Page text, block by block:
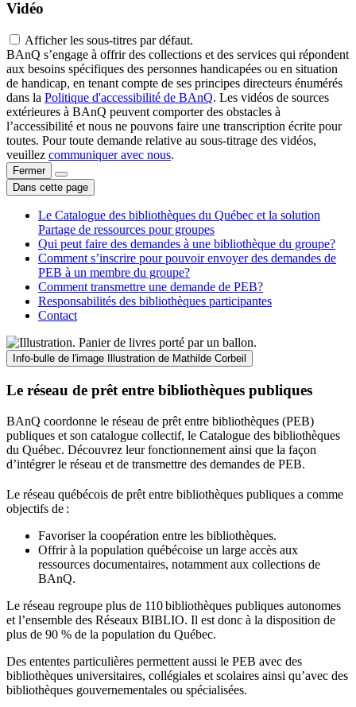
Vidéo
Afficher les sous-titres par défaut.
BAnQ s’engage à offrir des collections et des services qui répondent
aux besoins spécifiques des personnes handicapées ou en situation
de handicap, en tenant compte de ses principes directeurs énumérés
dans la Politique d'accessibilité de BAnQ. Les vidéos de sources
extérieures à BAnQ peuvent comporter des obstacles à
l’accessibilité et nous ne pouvons faire une transcription écrite pour
toutes. Pour toute demande relative au sous-titrage des vidéos,
veuillez communiquer avec nous.
Fermer
Dans cette page
Le Catalogue des bibliothèques du Québec et la solution
Partage de ressources pour groupes
Qui peut faire des demandes à une bibliothèque du groupe?
Comment s’inscrire pour pouvoir envoyer des demandes de
PEB à un membre du groupe?
Comment transmettre une demande de PEB?
Responsabilités des bibliothèques participantes
Contact
Info-bulle de l'image Illustration de Mathilde Corbeil
Le réseau de prêt entre bibliothèques publiques
BAnQ coordonne le réseau de prêt entre bibliothèques (PEB)
publiques et son catalogue collectif, le Catalogue des bibliothèques
du Québec. Découvrez leur fonctionnement ainsi que la façon
d’intégrer le réseau et de transmettre des demandes de PEB.
Le réseau québécois de prêt entre bibliothèques publiques a comme
objectifs de :
Favoriser la coopération entre les bibliothèques.
Offrir à la population québécoise un large accès aux
ressources documentaires, notamment aux collections de
BAnQ.
Le réseau regroupe plus de 110bibliothèques publiques autonomes
et l’ensemble des Réseaux BIBLIO. Il est donc à la disposition de
plus de 90 % de la population du Québec.
Des ententes particulières permettent aussi le PEB avec des
bibliothèques universitaires, collégiales et scolaires ainsi qu’avec des
bibliothèques gouvernementales ou spécialisées.